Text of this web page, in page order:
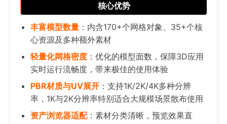
核心优势
丰富模型数量 ：内含170+个网格对象、35+个核
心资源及多种额外素材
轻量化网格密度 ：优化的模型面数，保障3D应用
实时运行流畅度，带来极佳的使用体验
PBR材质与UV展开 ：支持1K/2K/4K多种分辨
率，1K与2K分辨率特别适合大规模场景散布使用
资产浏览器适配：素材分类清晰，预览效果直